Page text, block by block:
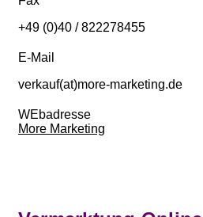
+49 (0)40 / 822278455
E-Mail
verkauf(at)more-marketing.de
WEbadresse
More Marketing